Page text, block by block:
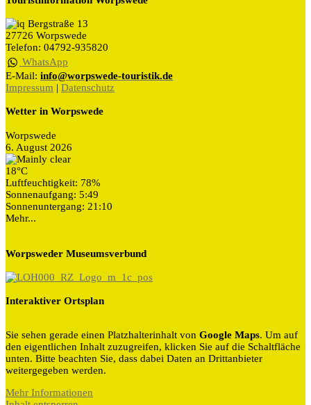
Bergstraße 13
27726 Worpswede
Telefon: 04792-935820
WhatsApp
E-Mail: info@worpswede-touristik.de
Impressum | Datenschutz
Wetter in Worpswede
Worpswede
6. August 2026
18°C
Luftfeuchtigkeit: 78%
Sonnenaufgang: 5:49
Sonnenuntergang: 21:10
Mehr...
Worpsweder Museumsverbund
Interaktiver Ortsplan
Sie sehen gerade einen Platzhalterinhalt von Google Maps. Um auf
den eigentlichen Inhalt zuzugreifen, klicken Sie auf die Schaltfläche
unten. Bitte beachten Sie, dass dabei Daten an Drittanbieter
weitergegeben werden.
Mehr Informationen